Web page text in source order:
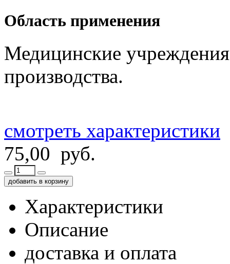
Область применения
Медицинские
производства.
смотреть характеристики
75,00 руб.
добавить в корзину
Характеристики
Описание
доставка и оплата